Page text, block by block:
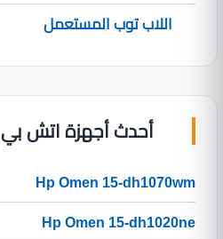
اللاب توب المستعمل
أحدث أجهزة اتش بي
Hp Omen 15-dh1070wm
Hp Omen 15-dh1020ne